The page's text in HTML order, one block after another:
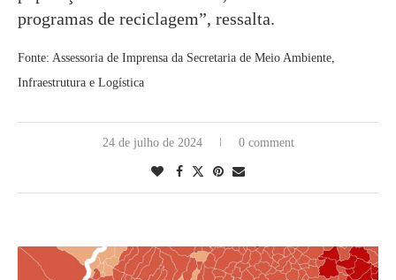
programas de reciclagem”, ressalta.
Fonte: Assessoria de Imprensa da Secretaria de Meio Ambiente,
Infraestrutura e Logística
24 de julho de 2024 0 comment